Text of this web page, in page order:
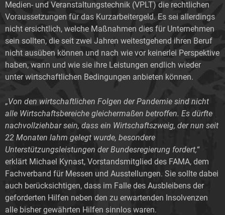
Medien- und Veranstaltungstechnik (VPLT) die rechtlichen
Voraussetzungen für das Kurzarbeitergeld. Es sei allerdings
nicht ersichtlich, welche Maßnahmen dies für Unternehmen
sein sollten, die seit zwei Jahren weitestgehend ihren Beruf
nicht ausüben können und nach wie vor keinerlei Perspektive
haben, wann und wie sie ihre Leistungen endlich wieder
unter wirtschaftlichen Bedingungen anbieten können.
„Von den wirtschaftlichen Folgen der Pandemie sind nicht
alle Wirtschaftsbereiche gleichermaßen betroffen. Es dürfte
nachvollziehbar sein, dass ein Wirtschaftszweig, der nun seit
22 Monaten lahm gelegt wurde, besondere
Unterstützungsleistungen der Bundesregierung fordert,“
erklärt Michael Kynast, Vorstandsmitglied des FAMA, dem
Fachverband für Messen und Ausstellungen. Sie sollte dabei
auch berücksichtigen, dass im Falle des Ausbleibens der
geforderten Hilfen neben den zu erwartenden Insolvenzen
alle bisher gewährten Hilfen sinnlos waren.